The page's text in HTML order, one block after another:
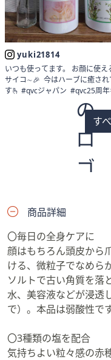
yuki21814
いつも使ってます。 お顔に使え
サイコ∼🎉 今はハーブに癒さ
す🫰 #qvcジャパン #qvc25周年
す
商品詳細
〇毎日の全身ケアに
顔はもちろん頭皮から
ける、微粒子でなめら
ソルトで古い角質を落
水、美容液などが浸透
で）。本品は弱酸性で
〇3種類の塩を配合
気持ちよい粒々感の赤